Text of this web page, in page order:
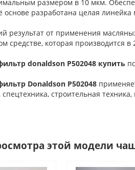
размером в 10 мкм.
основе разработана целая
результат от применения
средстве, которая
donaldson P502048 купить
Donaldson P502048
cпецтехника, cтроительная
этой модели